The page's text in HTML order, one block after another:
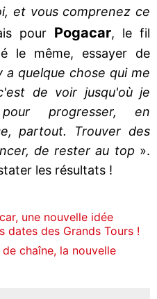
et vous comprenez ce
pour Pogacar, le fil
le même, essayer de
a quelque chose qui me
de voir jusqu'où je
progresser, en
partout. Trouver des
de rester au top ».
les résultats !
une nouvelle idée
dates des Grands Tours !
chaîne, la nouvelle